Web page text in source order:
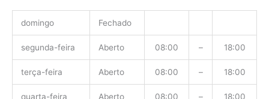
domingo Fechado
segunda-feira Aberto 08:00 – 18:00
terça-feira Aberto 08:00 – 18:00
quarta-feira Aberto 08:00 – 18:00